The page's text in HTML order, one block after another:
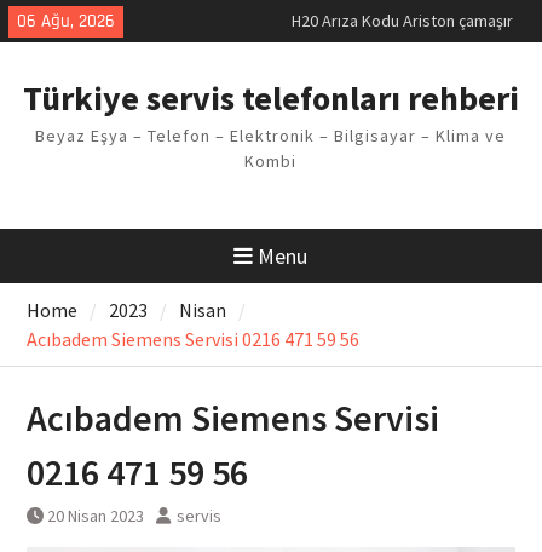
Skip
to
06 Ağu, 2026
makinesi Sorunu
LG kombi E2 Arızası Çözümü
Çözüm Yöntemleri
Arıza Kodu
Ferroli klima E3 Arızası Çözümü
Türkiye servis telefonları rehberi
Beyaz Eşya – Telefon – Elektronik – Bilgisayar – Klima ve
Kombi
Menu
Home 2023
Nisan
Acıbadem Siemens Servisi 0216 471 59 56
Acıbadem Siemens Servisi
0216 471 59 56
20 Nisan 2023 servis